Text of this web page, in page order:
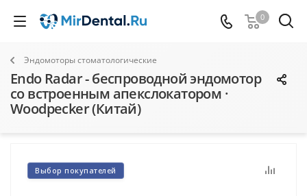
0
Эндомоторы стоматологические
Endo Radar - беспроводной эндомотор
со встроенным апекслокатором ·
Woodpecker (Китай)
Выбор покупателей